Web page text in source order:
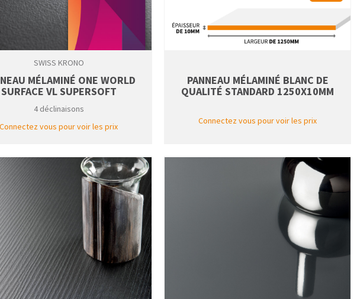
SWISS KRONO
MÉLAMINÉ ONE WORLD
SURFACE VL SUPERSOFT
4 déclinaisons
Connectez vous pour voir les prix
PANNEAU MÉLAMINÉ BLANC DE
QUALITÉ STANDARD 1250X10MM
Connectez vous pour voir les prix